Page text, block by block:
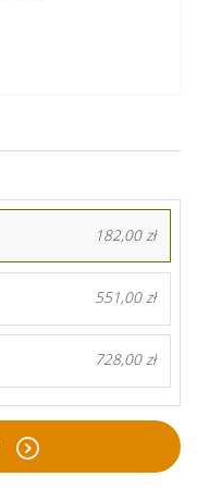
182,00 zł
551,00 zł
728,00 zł